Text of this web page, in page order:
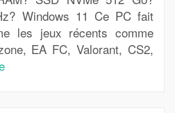
Windows 11 Ce PC fait
les jeux récents comme
EA FC, Valorant, CS2,